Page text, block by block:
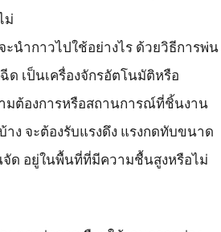
ม่
ะนำกาวไปใช้อย่างไร ด้วยวิธีการพ่น
เป็นเครื่องจักรอัตโนมัติหรือ
มต้องการหรือสถานการณ์ที่ชิ้นงาน
ง จะต้องรับแรงดึง แรงกดทับขนาด
ด อยู่ในพื้นที่ที่มีความชื้นสูงหรือไม่